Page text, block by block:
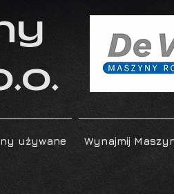
używane Wynajmij